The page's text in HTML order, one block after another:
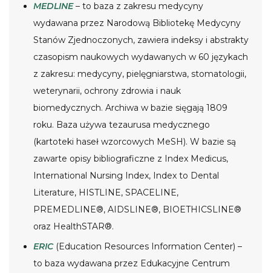
MEDLINE– to baza z zakresu medycyny
wydawana przez Narodową Bibliotekę Medycyny
Stanów Zjednoczonych, zawiera indeksy i abstrakty
czasopism naukowych wydawanych w 60 językach
z zakresu: medycyny, pielęgniarstwa, stomatologii,
weterynarii, ochrony zdrowia i nauk
biomedycznych. Archiwa w bazie sięgają 1809
roku. Baza używa tezaurusa medycznego
(kartoteki haseł wzorcowych MeSH). W bazie są
zawarte opisy bibliograficzne z Index Medicus,
International Nursing Index, Index to Dental
Literature, HISTLINE, SPACELINE,
PREMEDLINE®, AIDSLINE®, BIOETHICSLINE®
oraz HealthSTAR®.
ERIC(Education Resources Information Center) –
to baza wydawana przez Edukacyjne Centrum